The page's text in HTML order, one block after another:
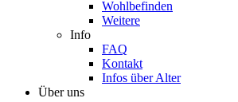
Wohlbefinden
Weitere
Info
FAQ
Kontakt
Infos über Alter
Über uns